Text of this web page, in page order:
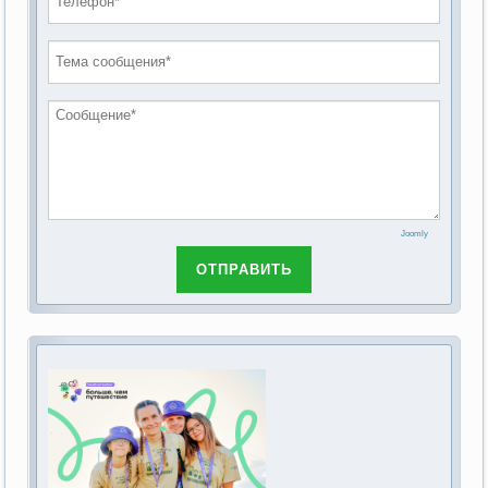
обсуждению Федерального закона Российской
основах социального обслуживания граждан в
2019 год
2018 год
Joomly
ОТПРАВИТЬ